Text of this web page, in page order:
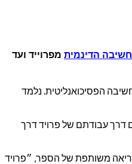
הדינמית מפרוייד ועד
הפסיכואנליטית. נלמד
דרך עבודתם של פרויד דרך
משותפת של הספר, ״פרויד